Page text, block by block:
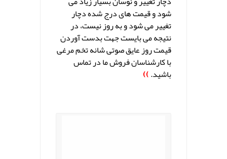
شود و قیمت های درج شده دچار
تغییر می شود و به روز نیست، در
نتیجه می بایست جهت بدست آوردن
قیمت روز عایق صوتی شانه تخم مرغی
با کارشناسان فروش ما در تماس
باشید.))